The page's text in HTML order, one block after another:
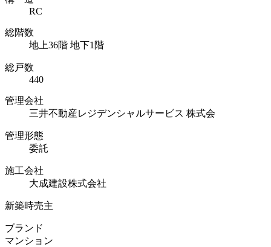
RC
総階数
地上36階 地下1階
総戸数
440
管理会社
三井不動産レジデンシャルサービス 株式会
管理形態
委託
施工会社
大成建設株式会社
新築時売主
ブランド
マンション